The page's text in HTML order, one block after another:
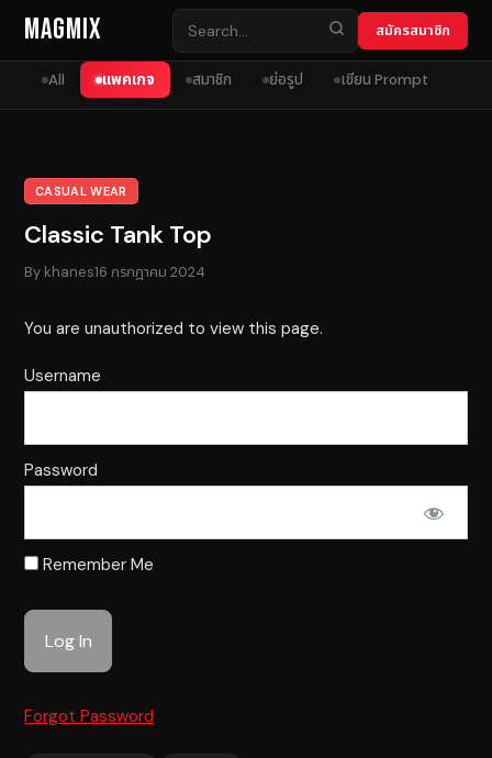
Skip to content
MagMix สมัครสมาชิก
All แพคเกจ สมาชิก ย่อรูป เขียน Prompt
CASUAL WEAR
Classic Tank Top
By khanes16 กรกฎาคม 2024
You are unauthorized to view this page.
Username
Password
Remember Me
Forgot Password